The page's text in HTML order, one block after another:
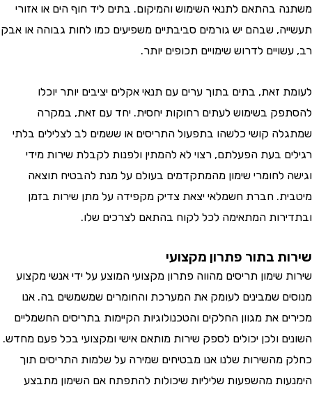
בהתאם לתנאי השימוש והמיקום. בתים ליד חוף הים או אזורי
שבהם יש גורמים סביבתיים משפיעים כמו לחות גבוהה או אבק
לדרוש שימויים תכופים יותר.
זאת, בתים בתוך ערים עם תנאי אקלים יציבים יותר יוכלו
בשימוש לעתים רחוקות יחסית. יחד עם זאת, במקרה
קושי כלשהו בתפעול התריסים או ששמים לב לצלילים בלתי
בעת הפעלתם, רצוי לא להמתין ולפנות לקבלת שירות מידי
לחומרי שימון מהמתקדמים בעולם על מנת להבטיח תוצאה
חברת חשמלאי יצאת צדיק מקפידה על מתן שירות בזמן
המתאימה לכל לקוח בהתאם לצרכים שלו.
בתור פתרון מקצועי
שימון תריסים מהווה פתרון מקצועי המוצע על ידי אנשי מקצוע
שמבינים לעומק את המערכת והחומרים שמשמשים בה. אנו
את מגוון החלקים והטכנולוגיות הקיימות בתריסים החשמליים
ולכן יכולים לספק שירות מותאם אישי ומקצועי בכל פעם מחדש.
שלנו אנו מבטיחים שמירה על שלמות התריסים תוך
מהשפעות שליליות שיכולות להתפתח אם השימון מתבצע